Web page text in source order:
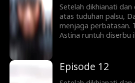
Setelah dikhianati
atas tuduhan palsu,
menjaga perbatasan.
Astina runtuh diserbu
menebas musuh dan
lalu naik menuju
Episode 12